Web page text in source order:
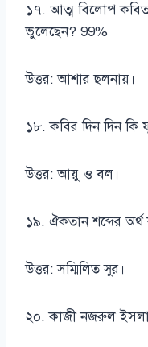
১৭. আত্ম বিলোপ
ভুলেছেন? 99%
উত্তর: আশার ছলনায়।
১৮. কবির দিন দিন কি
উত্তর: আয়ু ও বল।
১৯. ঐকতান শব্দের
উত্তর: সম্মিলিত সুর।
২০. কাজী নজরুল